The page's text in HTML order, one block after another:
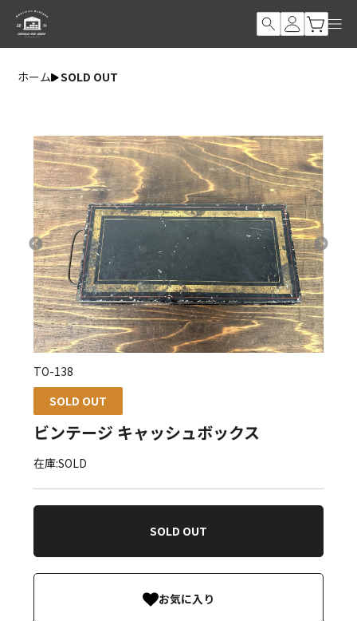
ホーム SOLD OUT
TO-138
SOLD OUT
ビンテージ キャッシュボックス
在庫:SOLD
SOLD OUT
お気に入り